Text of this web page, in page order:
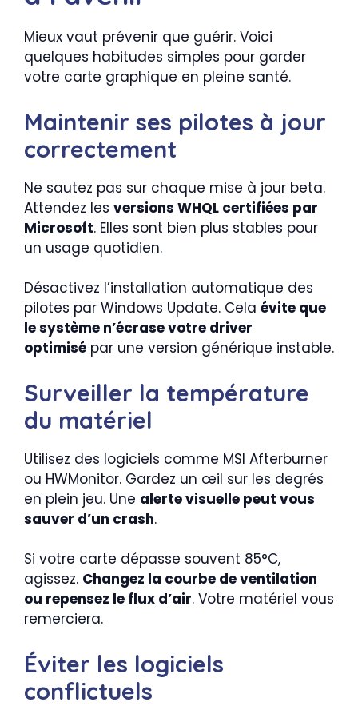
Mieux vaut prévenir que guérir. Voici
quelques habitudes simples pour garder
votre carte graphique en pleine santé.
Maintenir ses pilotes à jour
correctement
Ne sautez pas sur chaque mise à jour beta.
Attendez les versions WHQL certifiées par
Microsoft. Elles sont bien plus stables pour
un usage quotidien.
Désactivez l’installation automatique des
pilotes par Windows Update. Cela évite que
le système n’écrase votre driver
optimisé par une version générique instable.
Surveiller la température
du matériel
Utilisez des logiciels comme MSI Afterburner
ou HWMonitor. Gardez un œil sur les degrés
en plein jeu. Une alerte visuelle peut vous
sauver d’un crash.
Si votre carte dépasse souvent 85°C,
agissez. Changez la courbe de ventilation
ou repensez le flux d’air. Votre matériel vous
remerciera.
Éviter les logiciels
conflictuels